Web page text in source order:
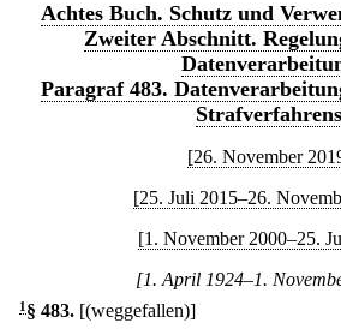
Achtes Buch. Schutz und
Zweiter Abschnitt.
Paragraf 483.
Strafverfahrens
[26. November
[25. Juli 2015–26.
[1. November 2000–25.
[1. April 1924–1.
1 § 483. [(weggefallen)]